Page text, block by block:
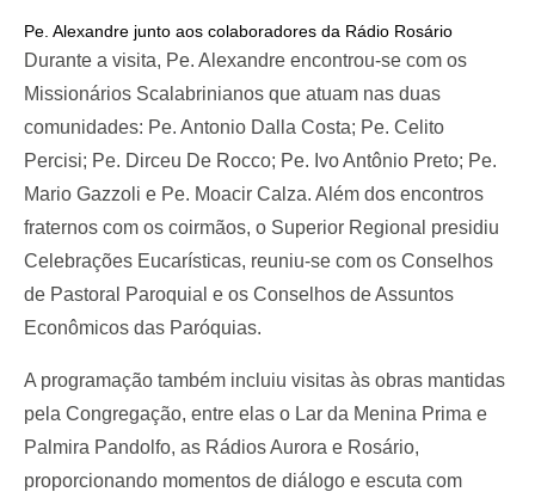
Pe. Alexandre junto aos colaboradores da Rádio Rosário
Durante a visita, Pe. Alexandre encontrou-se com os
Missionários Scalabrinianos que atuam nas duas
comunidades: Pe. Antonio Dalla Costa; Pe. Celito
Percisi; Pe. Dirceu De Rocco; Pe. Ivo Antônio Preto; Pe.
Mario Gazzoli e Pe. Moacir Calza. Além dos encontros
fraternos com os coirmãos, o Superior Regional presidiu
Celebrações Eucarísticas, reuniu-se com os Conselhos
de Pastoral Paroquial e os Conselhos de Assuntos
Econômicos das Paróquias.
A programação também incluiu visitas às obras mantidas
pela Congregação, entre elas o Lar da Menina Prima e
Palmira Pandolfo, as Rádios Aurora e Rosário,
proporcionando momentos de diálogo e escuta com